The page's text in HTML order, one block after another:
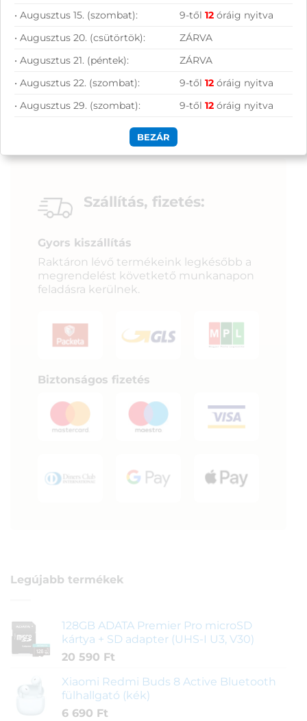
Szolgáltatásaink vállalkozásoknak
Szállítás, fizetés:
Gyors kiszállítás
Raktáron lévő termékeink legkésőbb a
megrendelést követkető munkanapon
feladásra kerülnek.
Biztonságos fizetés
Legújabb termékek
128GB ADATA Premier Pro microSD
kártya + SD adapter (UHS-I U3, V30)
20 590 Ft
Xiaomi Redmi Buds 8 Active Bluetooth
fülhallgató (kék)
6 690 Ft
• Augusztus 15. (szombat):
9-től12 óráig nyitva
• Augusztus 20. (csütörtök):
ZÁRVA
• Augusztus 21. (péntek):
ZÁRVA
• Augusztus 22. (szombat):
9-től12 óráig nyitva
• Augusztus 29. (szombat):
9-től12 óráig nyitva
BEZÁR